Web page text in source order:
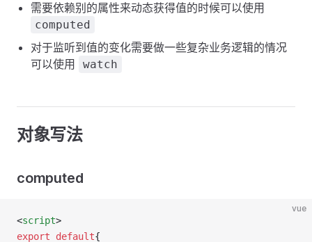
需要依赖别的属性来动态获得值的时候可以使用
computed
对于监听到值的变化需要做一些复杂业务逻辑的情况
可以使用
watch
对象写法
computed
vue
<script>
export
default{